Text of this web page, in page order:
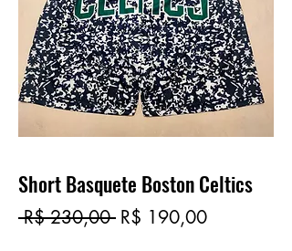
Short Basquete Boston Celtics
R$ 230,00 Preço
R$ 190,00Preço